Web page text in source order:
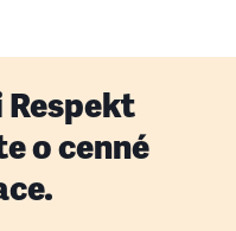
o cenné